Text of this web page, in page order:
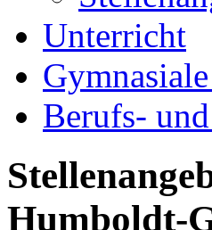
Unterricht
Berufs-
Humboldt-